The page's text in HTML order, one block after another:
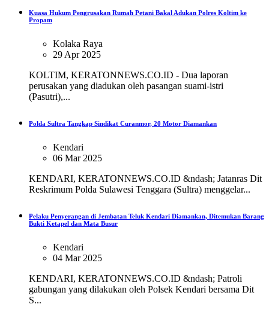
Kuasa Hukum Pengrusakan Rumah Petani Bakal Adukan Polres Koltim ke
Propam
Kolaka Raya
29 Apr 2025
KOLTIM, KERATONNEWS.CO.ID - Dua laporan
perusakan yang diadukan oleh pasangan suami-istri
(Pasutri),...
Polda Sultra Tangkap Sindikat Curanmor, 20 Motor Diamankan
Kendari
06 Mar 2025
KENDARI, KERATONNEWS.CO.ID &ndash; Jatanras Dit
Reskrimum Polda Sulawesi Tenggara (Sultra) menggelar...
Pelaku Penyerangan di Jembatan Teluk Kendari Diamankan, Ditemukan Barang
Bukti Ketapel dan Mata Busur
Kendari
04 Mar 2025
KENDARI, KERATONNEWS.CO.ID &ndash; Patroli
gabungan yang dilakukan oleh Polsek Kendari bersama Dit
S...